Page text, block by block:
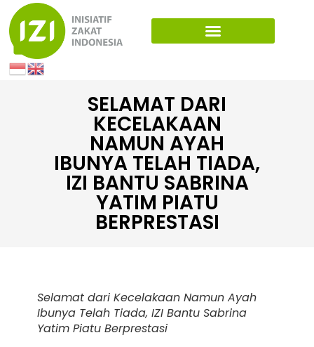
SELAMAT DARI
KECELAKAAN
NAMUN AYAH
IBUNYA TELAH TIADA,
IZI BANTU SABRINA
YATIM PIATU
BERPRESTASI
Selamat dari Kecelakaan Namun Ayah
Ibunya Telah Tiada, IZI Bantu Sabrina
Yatim Piatu Berprestasi